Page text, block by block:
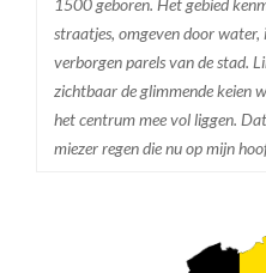
1500 geboren. Het gebied
straatjes, omgeven door water,
verborgen parels van de stad.
zichtbaar de glimmende keien
het centrum mee vol liggen.
miezer regen die nu op mijn